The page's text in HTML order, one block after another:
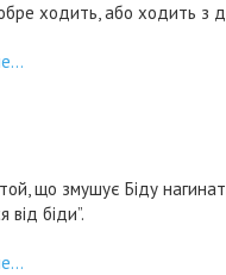
ходить, або ходить з
що змушує Біду
від біди”.